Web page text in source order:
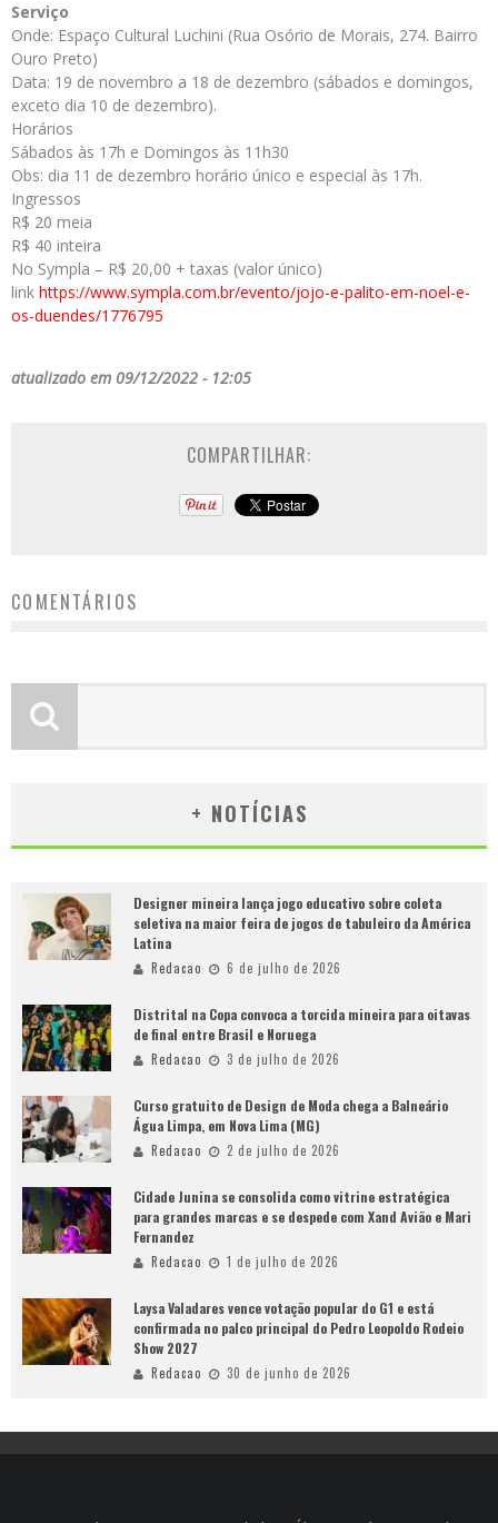
Serviço
Onde: Espaço Cultural Luchini (Rua Osório de Morais, 274. Bairro
Ouro Preto)
Data: 19 de novembro a 18 de dezembro (sábados e domingos,
exceto dia 10 de dezembro).
Horários
Sábados às 17h e Domingos às 11h30
Obs: dia 11 de dezembro horário único e especial às 17h.
Ingressos
R$ 20 meia
R$ 40 inteira
No Sympla – R$ 20,00 + taxas (valor único)
link https://www.sympla.com.br/evento/jojo-e-palito-em-noel-e-
os-duendes/1776795
atualizado em 09/12/2022 - 12:05
COMPARTILHAR:
COMENTÁRIOS
+ NOTÍCIAS
Designer mineira lança jogo educativo sobre coleta
seletiva na maior feira de jogos de tabuleiro da América
Latina
Redacao 6 de julho de 2026
Distrital na Copa convoca a torcida mineira para oitavas
de final entre Brasil e Noruega
Redacao 3 de julho de 2026
Curso gratuito de Design de Moda chega a Balneário
Água Limpa, em Nova Lima (MG)
Redacao 2 de julho de 2026
Cidade Junina se consolida como vitrine estratégica
para grandes marcas e se despede com Xand Avião e Mari
Fernandez
Redacao 1 de julho de 2026
Laysa Valadares vence votação popular do G1 e está
confirmada no palco principal do Pedro Leopoldo Rodeio
Show 2027
Redacao 30 de junho de 2026